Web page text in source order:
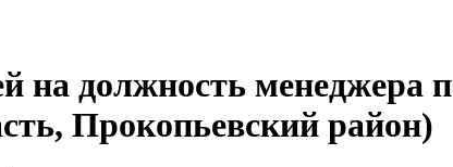
на должность
Прокопьевский район)